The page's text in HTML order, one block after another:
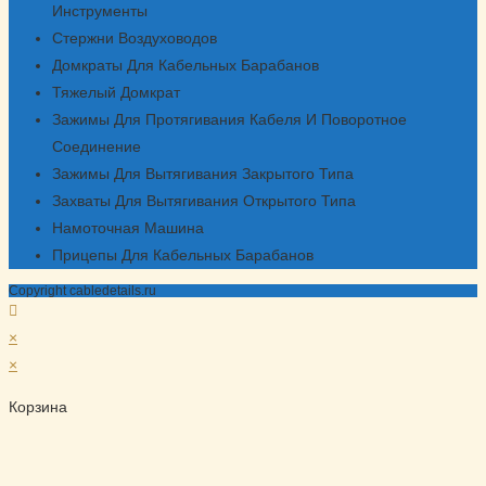
приложении
Инструменты
Стержни Воздуховодов
Домкраты Для Кабельных Барабанов
Тяжелый Домкрат
Зажимы Для Протягивания Кабеля И Поворотное
Соединение
Зажимы Для Вытягивания Закрытого Типа
Захваты Для Вытягивания Открытого Типа
Намоточная Машина
Прицепы Для Кабельных Барабанов
Copyright cabledetails.ru
×
×
Корзина